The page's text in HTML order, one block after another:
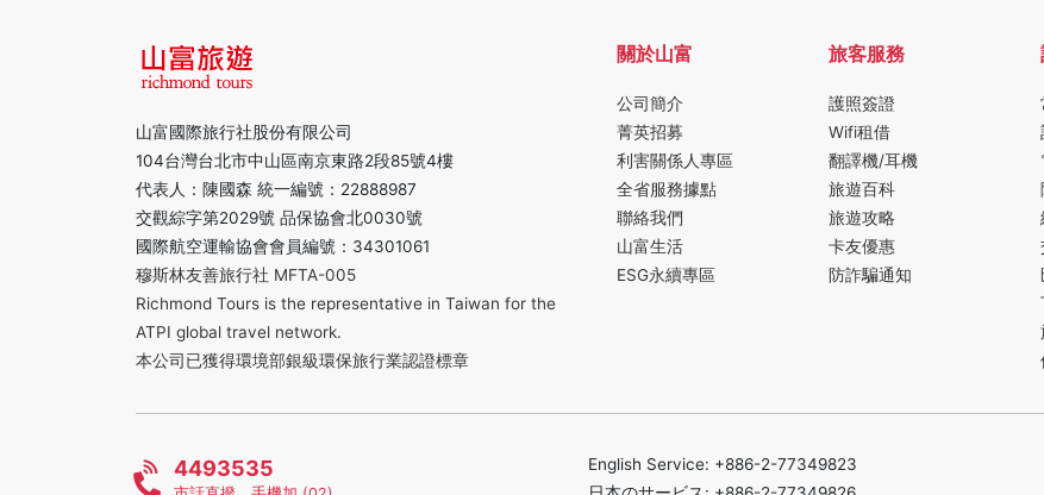
山富國際旅行社股份有限公司
104台灣台北市中山區南京東路2段85號4樓
代表人：陳國森 統一編號：22888987
交觀綜字第2029號 品保協會北0030號
國際航空運輸協會會員編號：34301061
穆斯林友善旅行社 MFTA-005
Richmond Tours is the representative in Taiwan for the
ATPI global travel network.
本公司已獲得環境部銀級環保旅行業認證標章
關於山富
公司簡介
菁英招募
利害關係人專區
全省服務據點
聯絡我們
山富生活
ESG永續專區
旅客服務
護照簽證
Wifi租借
翻譯機/耳機
旅遊百科
旅遊攻略
卡友優惠
防詐騙通知
4493535
English Service: +886-2-77349823